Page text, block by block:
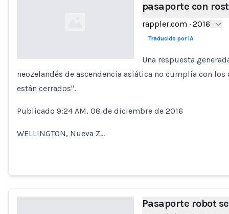
pasaporte con
rappler.com · 2016
Traducido por IA
Una respuesta
neozelandés de ascendencia asiática no cumplía con
están cerrados".
Publicado 9:24 AM, 08 de diciembre de 2016
WELLINGTON, Nueva Z…
Pasaporte robot